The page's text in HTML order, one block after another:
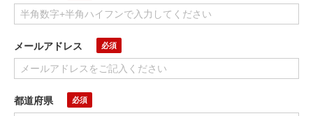
メールアドレス
都道府県